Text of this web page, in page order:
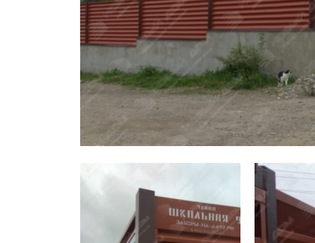
Заборы и ограждения для дома